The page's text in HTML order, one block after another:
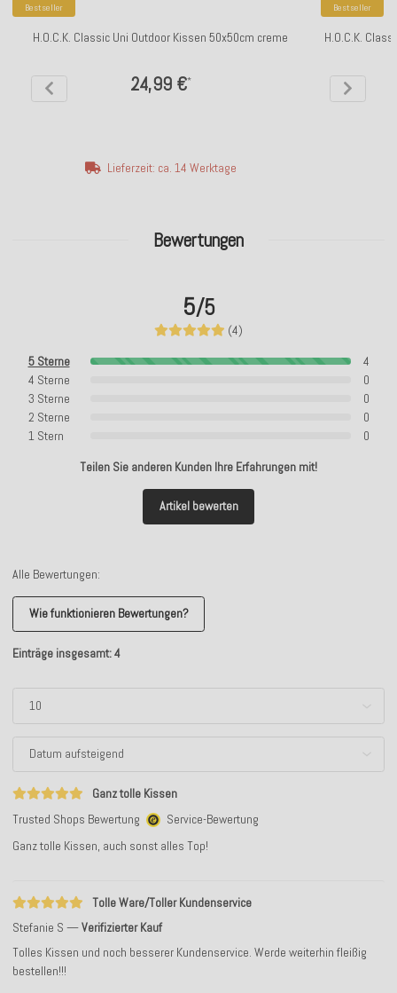
Bewertungen
5/5
(4)
5 Sterne
4
4 Sterne
0
3 Sterne
0
2 Sterne
0
1 Stern
0
Teilen Sie anderen Kunden Ihre Erfahrungen mit!
Artikel bewerten
Alle Bewertungen:
Wie funktionieren Bewertungen?
Einträge insgesamt: 4
Ganz tolle Kissen
Trusted Shops Bewertung
Service-Bewertung
Ganz tolle Kissen, auch sonst alles Top!
Tolle Ware/Toller Kundenservice
Stefanie S
Verifizierter Kauf
Tolles Kissen und noch besserer Kundenservice. Werde weiterhin fleißig
bestellen!!!
Bestseller
H.O.C.K. Classic Uni Outdoor Kissen 50x50cm creme
24,99 €*
Lieferzeit: ca. 14 Werktage
Bestseller
H.O.C.K.